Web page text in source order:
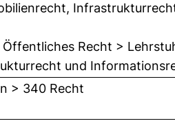
Recht >
und
> 340 Recht